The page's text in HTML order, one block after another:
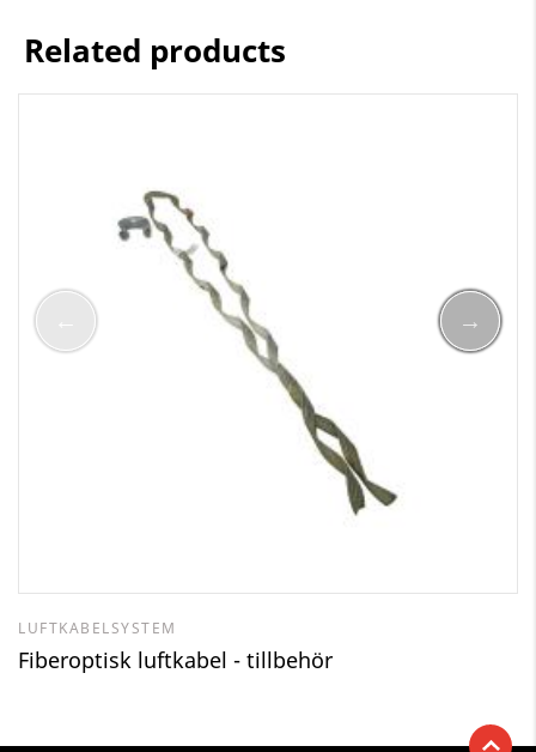
Related products
LUFTKABELSYSTEM
Fiberoptisk luftkabel - tillbehör